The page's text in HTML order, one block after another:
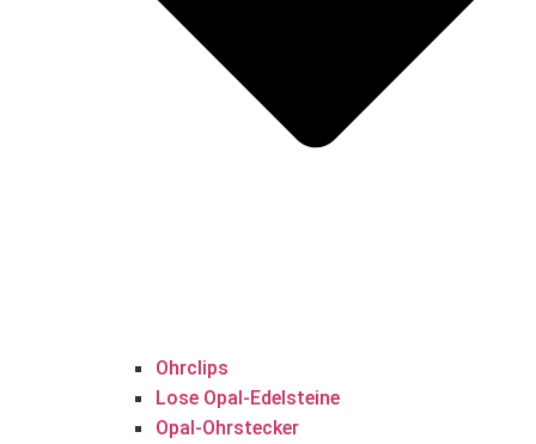
Ohrclips
Lose Opal-Edelsteine
Opal-Ohrstecker